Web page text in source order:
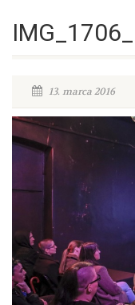
13. marca 2016